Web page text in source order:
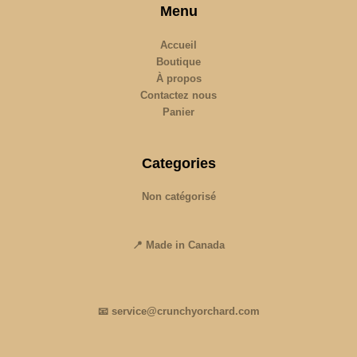
Menu
Accueil
Boutique
À propos
Contactez nous
Panier
Categories
Non catégorisé
📍 Made in Canada
📧 service@crunchyorchard.com